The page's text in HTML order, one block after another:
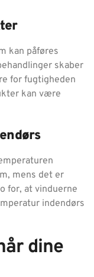
kan påføres
skaber
for fugtigheden
kan være
mens det er
for, at vinduerne
indendørs
dine